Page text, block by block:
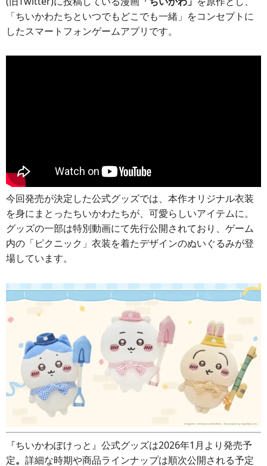
「ちいかわたちといつでもどこでも一緒」をコンセプトに
したスマートフォンゲームアプリです。
今回発売が決定した公式グッズでは、本作オリジナル衣装
を身にまとったちいかわたちが、可愛らしいアイテムに。
グッズの一部は特別動画にて先行公開されており、ゲーム
内の「ピクニック」衣装を着たデザインのぬいぐるみが登
場しています。
『ちいかわぽけっと』公式グッズは2026年1月より発売予
定。 詳細な時期や商品ラインナップは順次公開される予定